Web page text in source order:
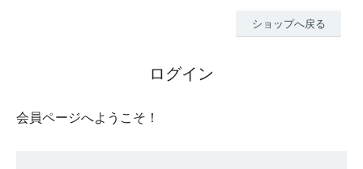
ショップへ戻る
ログイン
会員ページへようこそ！